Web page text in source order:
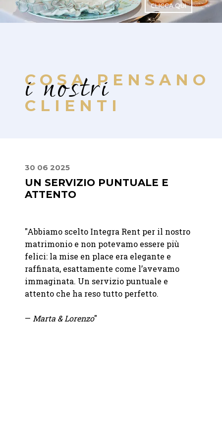
CLICCA QUI
COSA PENSANO
i nostri
CLIENTI
30 06 2025
UN SERVIZIO PUNTUALE E
ATTENTO
"Abbiamo scelto Integra Rent per il nostro
matrimonio e non potevamo essere più
felici: la mise en place era elegante e
raffinata, esattamente come l’avevamo
immaginata. Un servizio puntuale e
attento che ha reso tutto perfetto.
— Marta & Lorenzo"